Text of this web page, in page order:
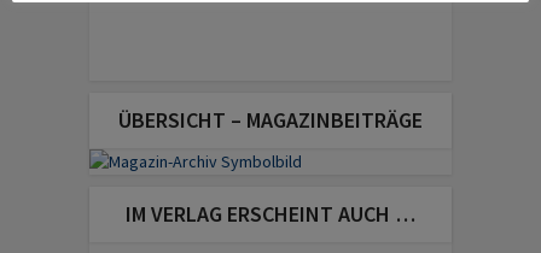
ÜBERSICHT – MAGAZINBEITRÄGE
IM VERLAG ERSCHEINT AUCH …